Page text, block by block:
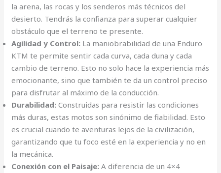
la arena, las rocas y los senderos más técnicos del
desierto. Tendrás la confianza para superar cualquier
obstáculo que el terreno te presente.
Agilidad y Control: La maniobrabilidad de una Enduro
KTM te permite sentir cada curva, cada duna y cada
cambio de terreno. Esto no solo hace la experiencia más
emocionante, sino que también te da un control preciso
para disfrutar al máximo de la conducción.
Durabilidad: Construidas para resistir las condiciones
más duras, estas motos son sinónimo de fiabilidad. Esto
es crucial cuando te aventuras lejos de la civilización,
garantizando que tu foco esté en la experiencia y no en
la mecánica.
Conexión con el Paisaje: A diferencia de un 4×4